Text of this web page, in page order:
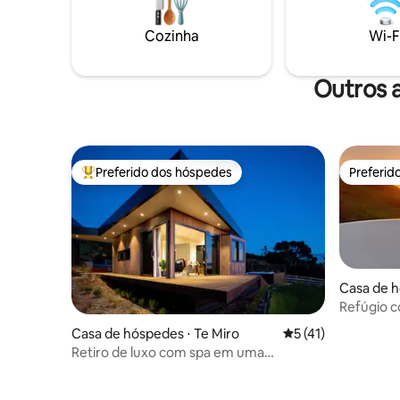
dentro do nosso vinhedo privado no
sopé do Monte Karioi, esta é uma
oportunidade única para ficar em um
conforto.
o
minutos
Cozinha Wi-
Outros
Entre os melhores preferidos dos hóspedes
Preferido dos hóspedes
Casa de hóspedes ⋅ Te Miro 5 de uma avaliação
5 (41)
Retiro de luxo com spa em uma
Casa de
Refúgio